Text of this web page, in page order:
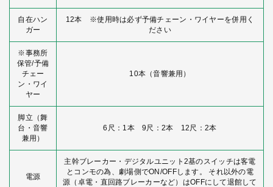
自在ハン
ガー
12本 ※使用時は必ず予備チェーン・ワイヤーを併用く
ださい
※事務所
保管/予備
チェー
ン・ワイ
ヤー
10本（音響兼用）
脚立（舞
台・音響
兼用）
6尺：1本 9尺：2本 12尺：2本
電源
主幹ブレーカー・デジタルユニット2基のスイッチは客電
とコンモの為、劇場側でON/OFFします。 それ以外の電
源（卓電・直回路ブレーカーなど）はOFFにして退館して